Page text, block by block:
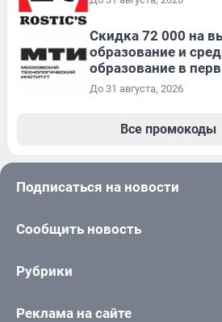
Скидка 72 000 на
образование и
образование в
До 31 августа, 2026
Все промокоды
Подписаться на новости
Сообщить новость
Рубрики
Реклама на сайте